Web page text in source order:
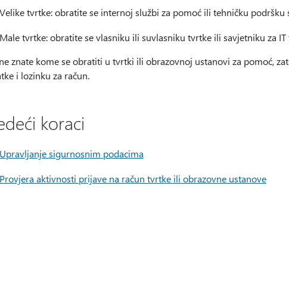
Velike tvrtke: obratite se internoj službi za pomoć ili tehničku podršku
Male tvrtke: obratite se vlasniku ili suvlasniku tvrtke ili savjetniku za
znate kome se obratiti u tvrtki ili obrazovnoj ustanovi za pomoć,
i lozinku za račun.
koraci
Upravljanje sigurnosnim podacima
Provjera aktivnosti prijave na račun tvrtke ili obrazovne ustanove